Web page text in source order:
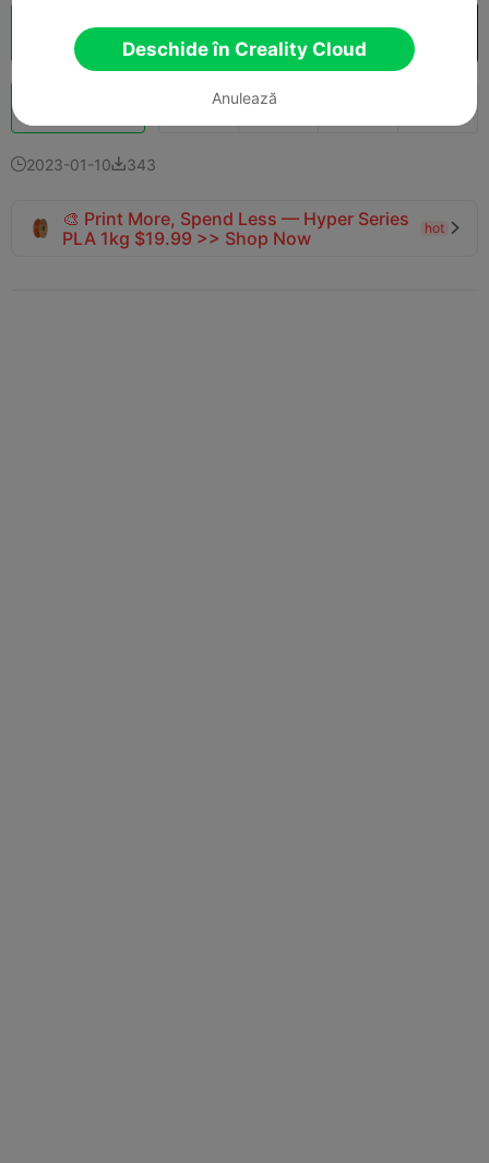
Secționare Cloud Deschide în Creality Cloud
132
2023-01-10343
🎨 Print More, Spend Less — Hyper Series
PLA 1kg $19.99 >> Shop Now
hot 
Deschide în Creality Cloud
Anulează